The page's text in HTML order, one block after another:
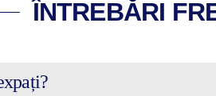
ÎNTREBĂRI